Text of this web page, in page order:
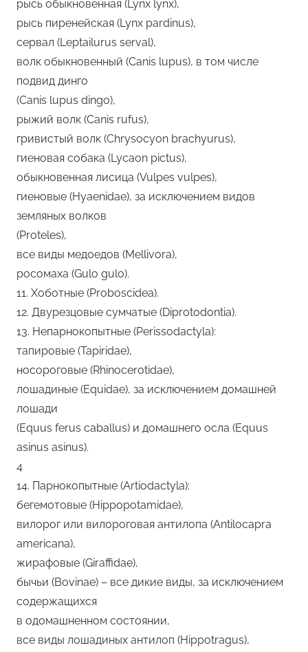
рысь обыкновенная (Lynx lynx),
рысь пиренейская (Lynx pardinus),
сервал (Leptailurus serval),
волк обыкновенный (Canis lupus), в том числе
подвид динго
(Canis lupus dingo),
рыжий волк (Canis rufus),
гривистый волк (Chrysocyon brachyurus),
гиеновая собака (Lycaon pictus),
обыкновенная лисица (Vulpes vulpes),
гиеновые (Hyaenidae), за исключением видов
земляных волков
(Proteles),
все виды медоедов (Mellivora),
росомаха (Gulo gulo).
11. Хоботные (Proboscidea).
12. Двурезцовые сумчатые (Diprotodontia).
13. Непарнокопытные (Perissodactyla):
тапировые (Tapiridae),
носороговые (Rhinocerotidae),
лошадиные (Equidae), за исключением домашней
лошади
(Equus ferus caballus) и домашнего осла (Equus
asinus asinus).
4
14. Парнокопытные (Artiodactyla):
бегемотовые (Hippopotamidae),
вилорог или вилороговая антилопа (Antilocapra
americana),
жирафовые (Giraffidae),
бычьи (Вovinae) – все дикие виды, за исключением
содержащихся
в одомашненном состоянии,
все виды лошадиных антилоп (Hippotragus),